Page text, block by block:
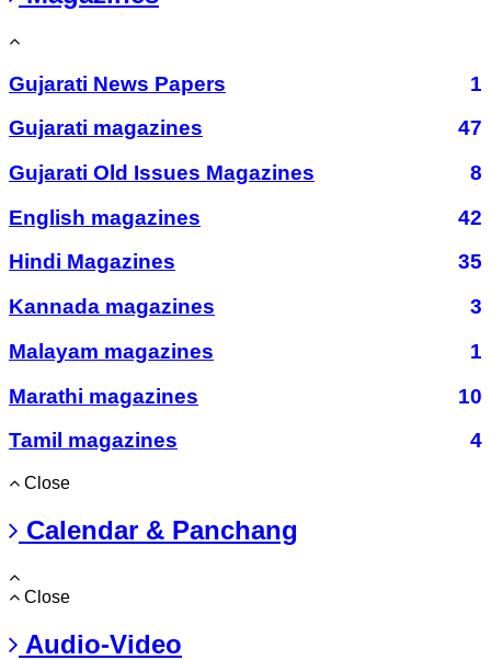
Gujarati News Papers
1
Gujarati magazines
47
Gujarati Old Issues Magazines
8
English magazines
42
Hindi Magazines
35
Kannada magazines
3
Malayam magazines
1
Marathi magazines
10
Tamil magazines
4
Close
Calendar & Panchang
Close
Audio-Video